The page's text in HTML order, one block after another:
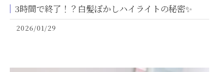
3時間で終了！？白髪ぼかしハイライトの秘密✨
2026/01/29